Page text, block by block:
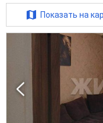
Показать на